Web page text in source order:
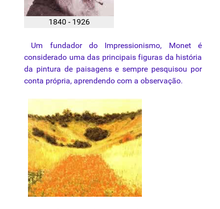
1840 - 1926
Um fundador do Impressionismo, Monet é
considerado uma das principais figuras da história
da pintura de paisagens e sempre pesquisou por
conta própria, aprendendo com a observação.